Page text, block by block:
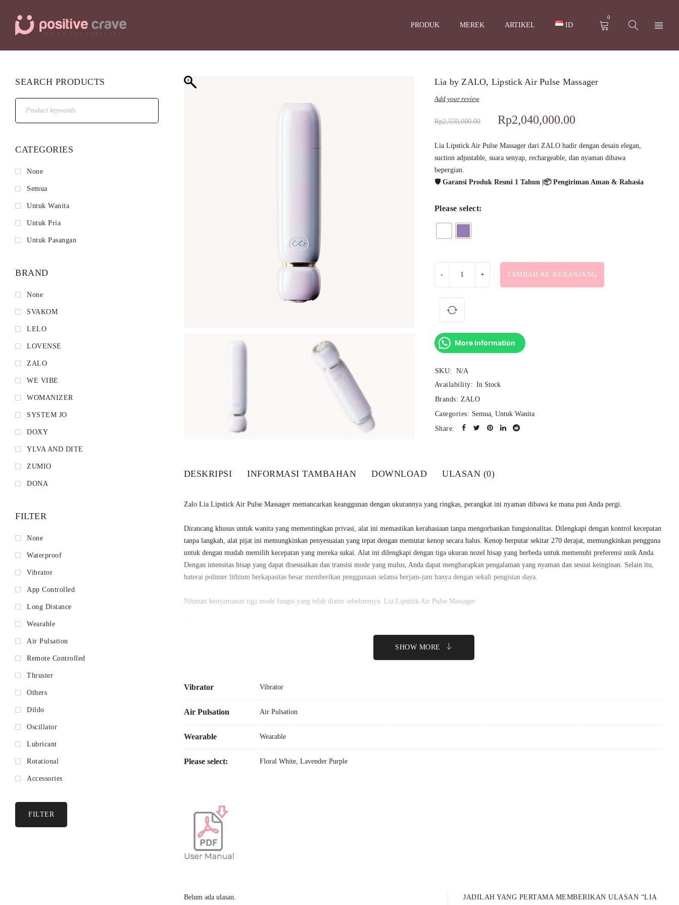
PRODUK MEREK ARTIKEL ID
0
SEARCH PRODUCTS
CATEGORIES
None
Semua
Untuk Wanita
Untuk Pria
Untuk Pasangan
BRAND
None
SVAKOM
LELO
LOVENSE
ZALO
WE VIBE
WOMANIZER
SYSTEM JO
DOXY
YLVA AND DITE
ZUMIO
DONA
FILTER
None
Waterproof
Vibrator
App Controlled
Long Distance
Wearable
Air Pulsation
Remote Controlled
Thruster
Others
Dildo
Oscillator
Lubricant
Rotational
Accessories
FILTER
Lia by ZALO, Lipstick Air Pulse Massager
Add your review
Rp2,550,000.00 Rp2,040,000.00
Lia Lipstick Air Pulse Massager dari ZALO hadir dengan desain elegan,
suction adjustable, suara senyap, rechargeable, dan nyaman dibawa
bepergian.
🛡️ Garansi Produk Resmi 1 Tahun |📦 Pengiriman Aman & Rahasia
Please select:
TAMBAH KE KERANJANG
More Information
SKU:
N/A
Availability: In Stock
Brands: ZALO
Categories: Semua,Untuk Wanita
Share:
DESKRIPSI INFORMASI TAMBAHAN DOWNLOAD ULASAN (0)
Zalo Lia Lipstick Air Pulse Massager memancarkan keanggunan dengan ukurannya yang ringkas, perangkat ini nyaman dibawa ke mana pun Anda pergi.
Dirancang khusus untuk wanita yang mementingkan privasi, alat ini memastikan kerahasiaan tanpa mengorbankan fungsionalitas. Dilengkapi dengan kontrol kecepatan
tanpa langkah, alat pijat ini memungkinkan penyesuaian yang tepat dengan memutar kenop secara halus. Kenop berputar sekitar 270 derajat, memungkinkan pengguna
untuk dengan mudah memilih kecepatan yang mereka sukai. Alat ini dilengkapi dengan tiga ukuran nozel hisap yang berbeda untuk memenuhi preferensi unik Anda.
Dengan intensitas hisap yang dapat disesuaikan dan transisi mode yang mulus, Anda dapat mengharapkan pengalaman yang nyaman dan sesuai keinginan. Selain itu,
baterai polimer lithium berkapasitas besar memberikan penggunaan selama berjam-jam hanya dengan sekali pengisian daya.
Nikmati kenyamanan tiga mode fungsi yang telah diatur sebelumnya. Lia Lipstick Air Pulse Massager
3 nosel hisap
3 mode fungsi yang telah diatur sebelumnya
Dapat diisi ulang melalui USB
Spesifikasi:
Material
Tingkat kebisingan
Daya tahan baterai
SHOW MORE
Vibrator Vibrator
Air Pulsation Air Pulsation
Wearable Wearable
Please select: Floral White, Lavender Purple
Belum ada ulasan.
JADILAH YANG PERTAMA MEMBERIKAN ULASAN “LIA